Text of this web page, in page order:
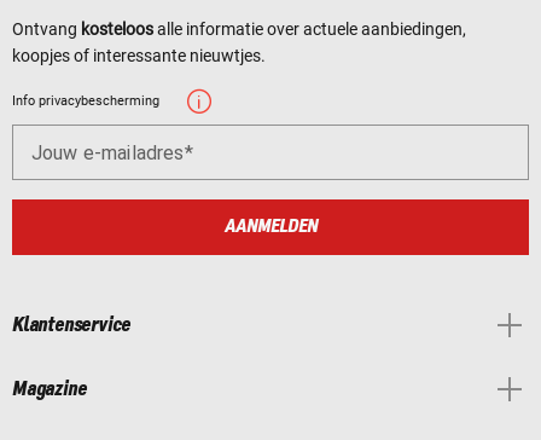
Ontvang kosteloosalle informatie over actuele aanbiedingen,
koopjes of interessante nieuwtjes.
Info privacybescherming
Jouw e-mailadres
AANMELDEN
Klantenservice
Magazine